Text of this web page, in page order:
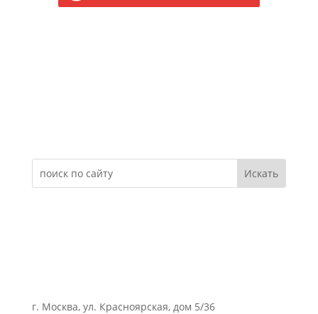
г. Москва, ул. Красноярская, дом 5/36